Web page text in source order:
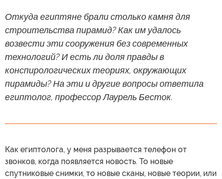
Откуда египтяне брали столько камня для
строительства пирамид? Как им удалось
возвести эти сооружения без современных
технологий? И есть ли доля правды в
конспирологических теориях, окружающих
пирамиды? На эти и другие вопросы ответила
египтолог, профессор Лаурель Бесток.
Как египтолога, у меня разрывается телефон от
звонков, когда появляется новость. То новые
спутниковые снимки, то новые сканы, новые теории, или